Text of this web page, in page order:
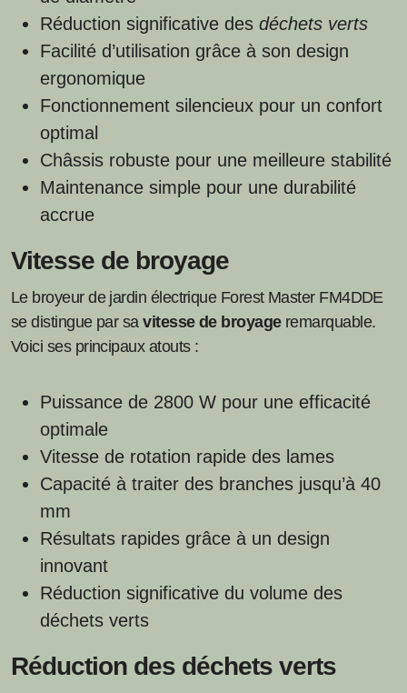
Réduction significative des déchets verts
Facilité d’utilisation grâce à son design
ergonomique
Fonctionnement silencieux pour un confort
optimal
Châssis robuste pour une meilleure stabilité
Maintenance simple pour une durabilité
accrue
Vitesse de broyage
Le broyeur de jardin électrique Forest Master FM4DDE
se distingue par savitesse de broyageremarquable.
Voici ses principaux atouts :
Puissance de 2800 W pour une efficacité
optimale
Vitesse de rotation rapide des lames
Capacité à traiter des branches jusqu’à 40
mm
Résultats rapides grâce à un design
innovant
Réduction significative du volume des
déchets verts
Réduction des déchets verts